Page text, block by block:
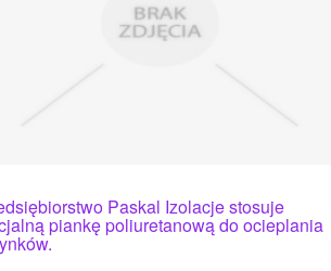
Paskal Izolacje stosuje
piankę poliuretanową do ocieplania